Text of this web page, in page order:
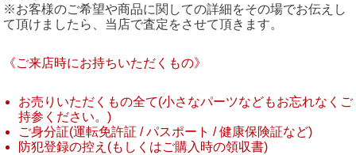
※お客様のご希望や商品に関しての詳細をその場でお伝えし
て頂けましたら、当店で査定をさせて頂きます。
《ご来店時にお持ちいただくもの》
お売りいただくもの全て(小さなパーツなどもお忘れなくご
持参ください。)
ご身分証(運転免許証 / パスポート / 健康保険証など)
防犯登録の控え(もしくはご購入時の領収書)